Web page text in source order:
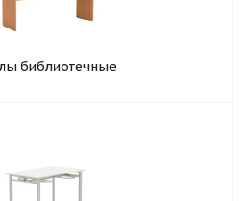
библиотечные